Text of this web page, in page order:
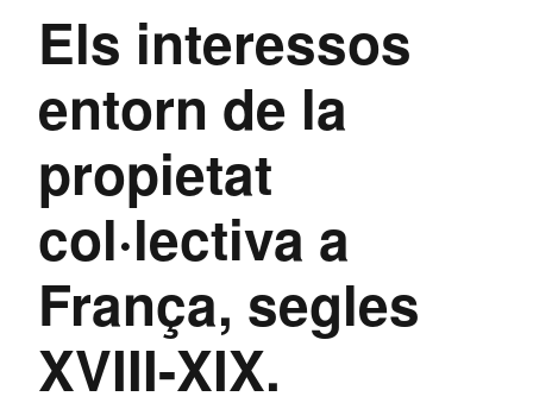
Els interessos
entorn de la
propietat
col·lectiva a
França, segles
XVIII-XIX.